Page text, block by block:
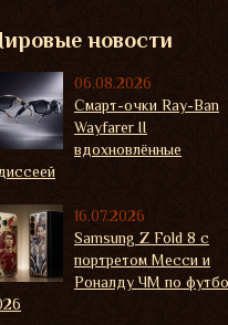
новости
06.08.2026
Смарт-очки Ray-Ban
Wayfarer II
вдохновлённые
16.07.2026
Samsung Z Fold 8 с
портретом Месси и
Роналду ЧМ по